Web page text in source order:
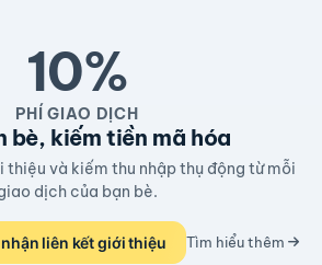
10%
PHÍ GIAO DỊCH
bè, kiếm tiền mã hóa
thiệu và kiếm thu nhập thụ động từ mỗi
dịch của bạn bè.
liên kết giới thiệu Tìm hiểu thêm